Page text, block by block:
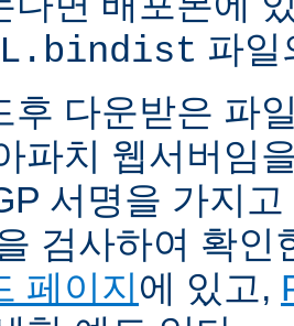
파일
후 다운받은 파
파치 웹서버임
서명을 가지
검사하여 확인
페이지 에 있고,